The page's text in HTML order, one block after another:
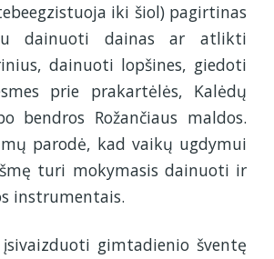
iki šiol) pagirtinas
dainuoti dainas ar atlikti
dainuoti lopšines, giedoti
prie prakartėlės, Kalėdų
bendros Rožančiaus maldos.
parodė, kad vaikų ugdymui
turi mokymasis dainuoti ir
instrumentais.
gimtadienio šventę